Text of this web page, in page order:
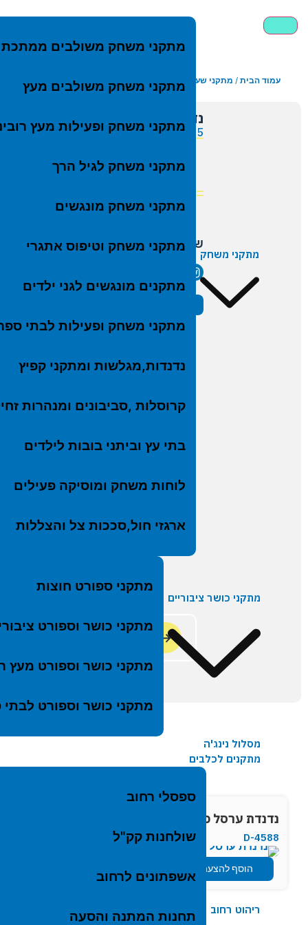
מתקני משחק
מתקני משחק משולבים ממתכת
מתקני משחק משולבים מעץ
מתקני משחק ופעילות מעץ
מתקני משחק לגיל הרך
מתקני משחק מונגשים
מתקני משחק וטיפוס אתגרי
מתקנים מונגשים לגני ילדים
מתקני משחק ופעילות לבתי
נדנדות,מגלשות ומתקני קפיץ
קרוסלות ,סביבונים ומנהרות
בתי עץ וביתני בובות לילדים
לוחות משחק ומוסיקה פעילים
ארגזי חול,סככות צל והצללות
מתקני כושר ציבוריים
מתקני ספורט חוצות
מתקני כושר וספורט
מתקני כושר וספורט מעץ
מתקני כושר וספורט
מסלול נינג'ה
מתקנים לכלבים
ריהוט רחוב
ספסלי רחוב
שולחנות קק"ל
אשפתונים לרחוב
תחנות המתנה והסעה
עמוד הבית / מתקני שעשועים
נדנדת עלה ורד לשניים
D-4535
שיתוף
לקבלת
→
נדנדת ערסל כפולה
D-4588
הוסף להצעה לעמוד מוצר
נדנדת
הוסף